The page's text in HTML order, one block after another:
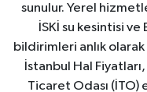
sunulur. Yerel
İSKİ su kesintisi ve
bildirimleri anlık
İstanbul Hal
Ticaret Odası (İTO)